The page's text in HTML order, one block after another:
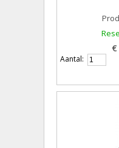
€
Aantal: